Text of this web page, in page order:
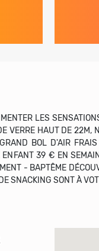
LES
VERRE HAUT DE 22M,
BOL D'AIR
ENFANT 39 € EN
- BAPTÊME
SNACKING SONT À